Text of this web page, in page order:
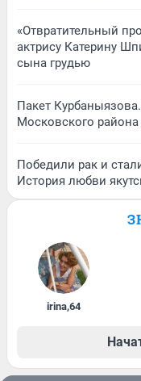
«Отвратительный
актрису Катерину
сына грудью
Пакет
Московского района
Победили рак и
История любви
irina,64